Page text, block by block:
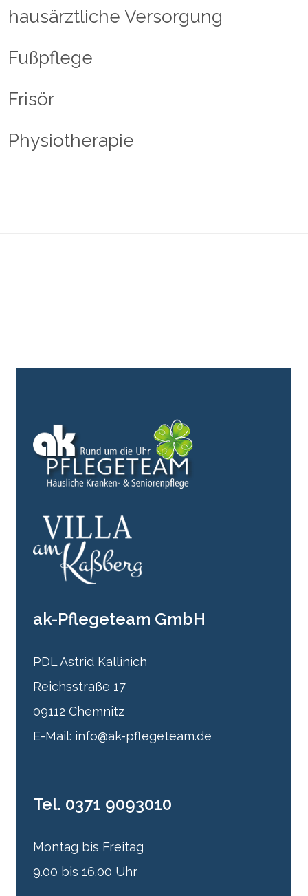
hausärztliche Versorgung
Fußpflege
Frisör
Physiotherapie
ak-Pflegeteam GmbH
PDL Astrid Kallinich
Reichsstraße 17
09112 Chemnitz
E-Mail: info@ak-pflegeteam.de
Tel. 0371 9093010
Montag bis Freitag
9.00 bis 16.00 Uhr